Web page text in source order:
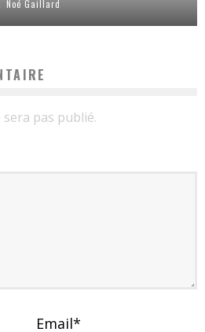
Noé Gaillard
pas publié.
Email*